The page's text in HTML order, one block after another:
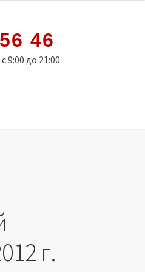
46
9:00 до 21:00
г.